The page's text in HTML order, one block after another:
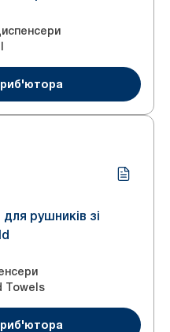
рушників зі
Towels